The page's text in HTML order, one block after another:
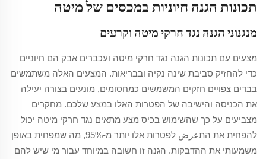
תכונות הגנה חיוניות במכסים של מיטה
מנגנוני הגנה נגד חרקי מיטה וקרעים
מצעים עם תכונות הגנה נגד חרקי מיטה ועכברים אבק הם חיוניים
כדי להחזיק סביבת שינה נקיה ובבריאות. המצעים האלה משתמשים
בבדים צפויים חזקים המשמשים כמחסומים, מונעים בצורה יעילה
את הכניסה והישיבה של הפטרות האלו במצע שלכם. מחקרים
מצביעים על כך שהשימוש בכיס מצע מתאים נגד חרקי מיטה יכול
להפחית את התعرض לפטרות אלו יותר מ-95%, מה שמפחית באופן
משמעותי את ההדבקות. הגנה זו חשובה במיוחד עבור מי שיש להם